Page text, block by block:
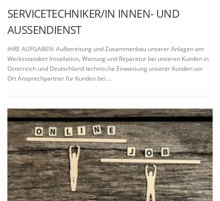
SERVICETECHNIKER/IN INNEN- UND
AUSSENDIENST
IHRE AUFGABEN: Aufbereitung und Zusammenbau unserer Anlagen am
Werksstandort Installation, Wartung und Reparatur bei unseren Kunden in
Österreich und Deutschland technische Einweisung unserer Kunden vor
Ort Ansprechpartner für Kunden bei …